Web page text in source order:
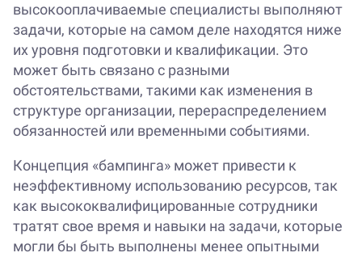
высокооплачиваемые специалисты выполняют
задачи, которые на самом деле находятся ниже
их уровня подготовки и квалификации. Это
может быть связано с разными
обстоятельствами, такими как изменения в
структуре организации, перераспределением
обязанностей или временными событиями.
Концепция «бампинга» может привести к
неэффективному использованию ресурсов, так
как высококвалифицированные сотрудники
тратят свое время и навыки на задачи, которые
могли бы быть выполнены менее опытными